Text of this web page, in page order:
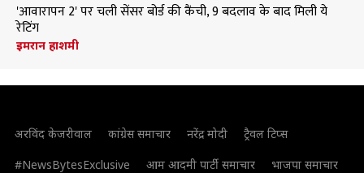
'आवारापन 2' पर चली सेंसर बोर्ड की कैंची, 9 बदलाव के बाद मिली ये
रेटिंग
इमरान हाशमी
अरविंद केजरीवाल कांग्रेस समाचार नरेंद्र मोदी
ट्रैवल टिप्स
#NewsBytesExclusive
आम आदमी पार्टी समाचार
भाजपा समाचार